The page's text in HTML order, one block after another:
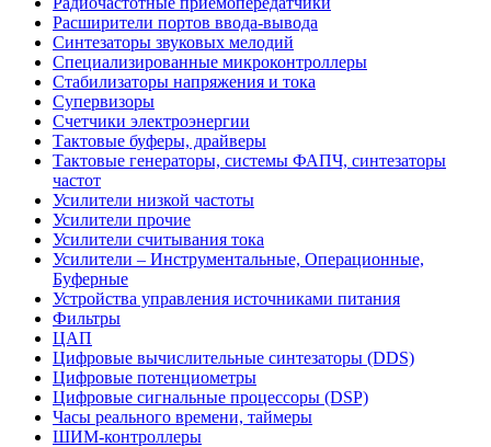
Расширители портов ввода-вывода
Синтезаторы звуковых мелодий
Специализированные микроконтроллеры
Стабилизаторы напряжения и тока
Супервизоры
Счетчики электроэнергии
Тактовые буферы, драйверы
Тактовые генераторы, системы ФАПЧ, синтезаторы
частот
Усилители низкой частоты
Усилители прочие
Усилители считывания тока
Усилители – Инструментальные, Операционные,
Буферные
Устройства управления источниками питания
Фильтры
ЦАП
Цифровые вычислительные синтезаторы (DDS)
Цифровые потенциометры
Цифровые сигнальные процессоры (DSP)
Часы реального времени, таймеры
ШИМ-контроллеры